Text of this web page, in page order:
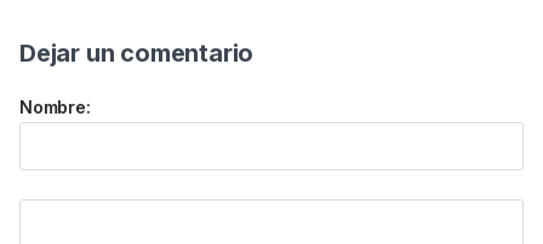
Dejar un comentario
Nombre: